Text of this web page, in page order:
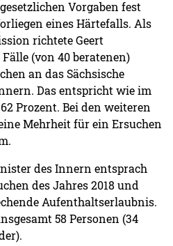
Vorgaben fest
eines Härtefalls. Als
richtete Geert
(von 40 beratenen)
an das Sächsische
Das entspricht wie im
Prozent. Bei den weiteren
Mehrheit für ein Ersuchen
des Innern entsprach
des Jahres 2018 und
Aufenthaltserlaubnis.
58 Personen (34